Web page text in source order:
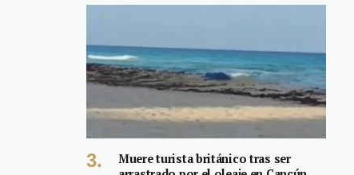
Muere turista británico tras ser